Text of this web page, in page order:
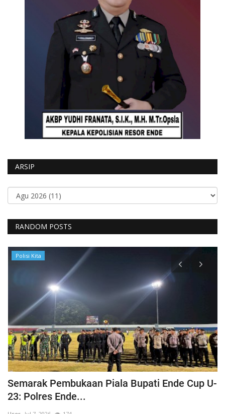
ARSIP
RANDOM POSTS
Polisi Kita
Semarak Pembukaan Piala Bupati Ende Cup U-
23: Polres Ende...